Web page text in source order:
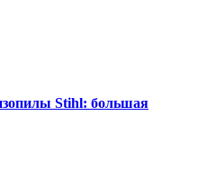
Stihl: большая